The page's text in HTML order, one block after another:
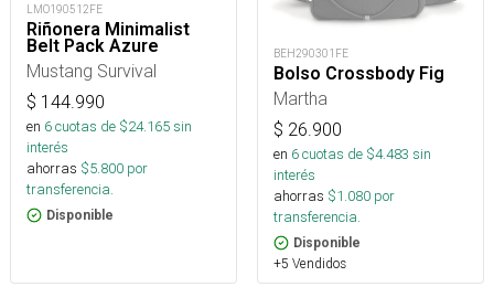
LMO190512FE
Riñonera Minimalist
Belt Pack Azure
Mustang Survival
$ 144.990
en 6cuotas de $24.165sin
interés
ahorras $5.800 por
transferencia.
Disponible
BEH290301FE
Bolso Crossbody Fig
Martha
$ 26.900
en 6cuotas de $4.483 sin
interés
ahorras $1.080 por
transferencia.
Disponible
+5 Vendidos